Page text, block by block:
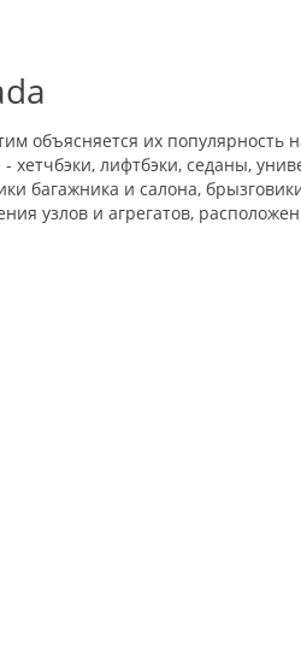
объясняется их популярность
хетчбэки, лифтбэки, седаны,
багажника и салона,
узлов и агрегатов,